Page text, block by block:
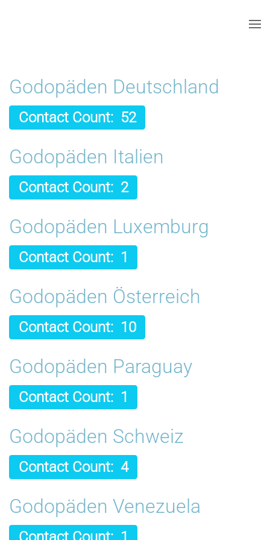
Godopäden Deutschland
Contact Count: 52
Godopäden Italien
Contact Count: 2
Godopäden Luxemburg
Contact Count: 1
Godopäden Österreich
Contact Count: 10
Godopäden Paraguay
Contact Count: 1
Godopäden Schweiz
Contact Count: 4
Godopäden Venezuela